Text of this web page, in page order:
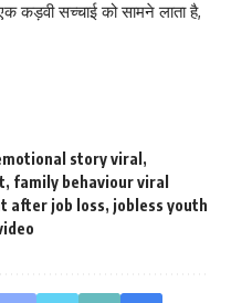
कड़वी सच्चाई को सामने लाता है,
story viral ,
, family behaviour viral
after job loss, jobless youth